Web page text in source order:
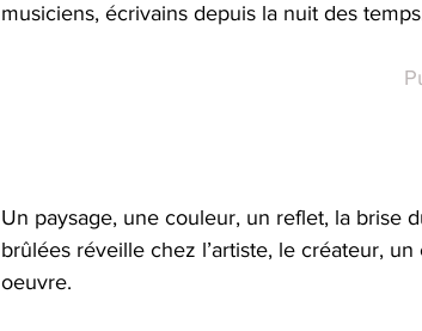
musiciens, écrivains depuis la nuit des
Un paysage, une couleur, un reflet, la brise
brûlées réveille chez l’artiste, le créateur,
oeuvre.